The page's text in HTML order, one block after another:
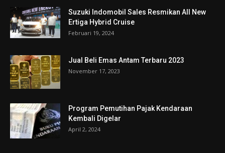
Suzuki Indomobil Sales Resmikan All New
Ertiga Hybrid Cruise
Februari 19, 2024
Jual Beli Emas Antam Terbaru 2023
November 17, 2023
Program Pemutihan Pajak Kendaraan
Kembali Digelar
April 2, 2024